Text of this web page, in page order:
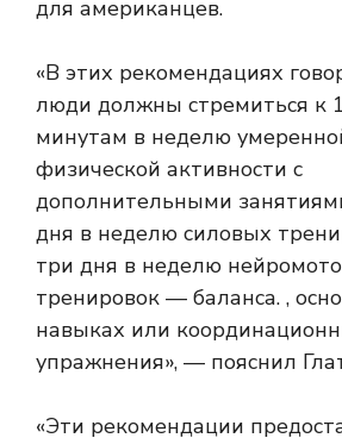
для американцев.
«В этих рекомендациях
люди должны стремиться к
минутам в неделю
физической активности с
дополнительными
дня в неделю силовых
три дня в неделю
тренировок — баланса. ,
навыках или
упражнения», — пояснил
«Эти рекомендации